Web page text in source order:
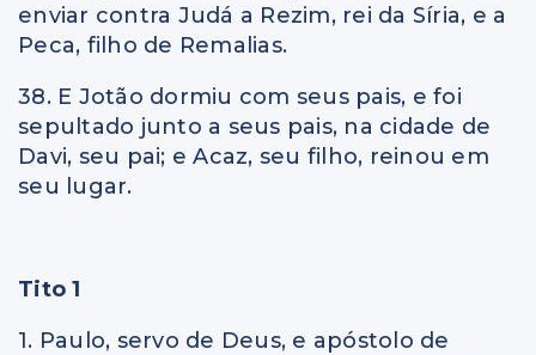
enviar contra Judá a Rezim, rei da Síria, e a
Peca, filho de Remalias.
38. E Jotão dormiu com seus pais, e foi
sepultado junto a seus pais, na cidade de
Davi, seu pai; e Acaz, seu filho, reinou em
seu lugar.
Tito 1
1. Paulo, servo de Deus, e apóstolo de